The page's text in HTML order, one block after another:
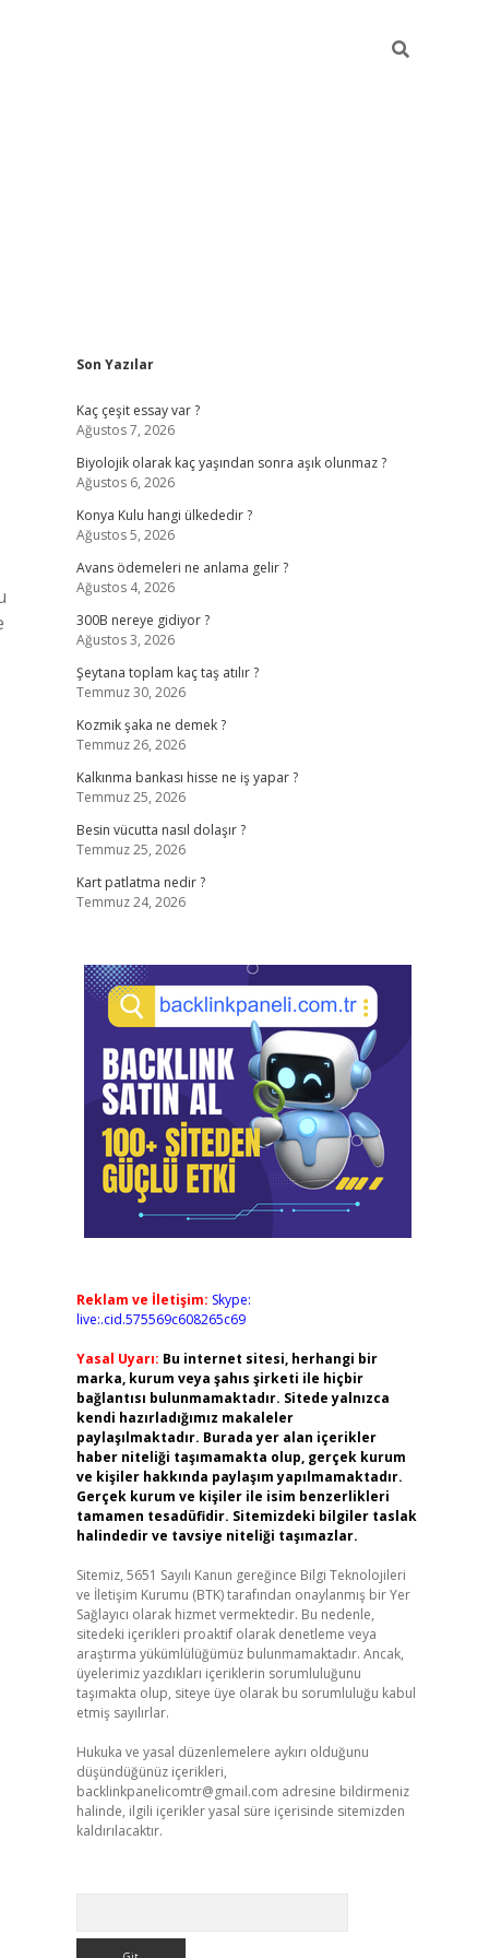
Sidebar
Son Yazılar
Kaç çeşit essay var ?
Ağustos 7, 2026
Biyolojik olarak kaç yaşından sonra aşık olunmaz ?
Ağustos 6, 2026
Konya Kulu hangi ülkededir ?
Ağustos 5, 2026
Avans ödemeleri ne anlama gelir ?
Ağustos 4, 2026
300B nereye gidiyor ?
Ağustos 3, 2026
Şeytana toplam kaç taş atılır ?
Temmuz 30, 2026
Kozmik şaka ne demek ?
Temmuz 26, 2026
Kalkınma bankası hisse ne iş yapar ?
Temmuz 25, 2026
Besin vücutta nasıl dolaşır ?
Temmuz 25, 2026
Kart patlatma nedir ?
Temmuz 24, 2026
Reklam ve İletişim: Skype:
live:.cid.575569c608265c69
Yasal Uyarı: Bu internet sitesi, herhangi bir
marka, kurum veya şahıs şirketi ile hiçbir
bağlantısı bulunmamaktadır. Sitede yalnızca
kendi hazırladığımız makaleler
paylaşılmaktadır. Burada yer alan içerikler
haber niteliği taşımamakta olup, gerçek kurum
ve kişiler hakkında paylaşım yapılmamaktadır.
Gerçek kurum ve kişiler ile isim benzerlikleri
tamamen tesadüfidir. Sitemizdeki bilgiler taslak
halindedir ve tavsiye niteliği taşımazlar.
Sitemiz, 5651 Sayılı Kanun gereğince Bilgi Teknolojileri
ve İletişim Kurumu (BTK) tarafından onaylanmış bir Yer
Sağlayıcı olarak hizmet vermektedir. Bu nedenle,
sitedeki içerikleri proaktif olarak denetleme veya
araştırma yükümlülüğümüz bulunmamaktadır. Ancak,
üyelerimiz yazdıkları içeriklerin sorumluluğunu
taşımakta olup, siteye üye olarak bu sorumluluğu kabul
etmiş sayılırlar.
Hukuka ve yasal düzenlemelere aykırı olduğunu
düşündüğünüz içerikleri,
backlinkpanelicomtr@gmail.com adresine bildirmeniz
halinde, ilgili içerikler yasal süre içerisinde sitemizden
kaldırılacaktır.